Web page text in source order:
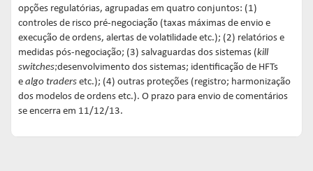
opções regulatórias, agrupadas em quatro conjuntos: (1)
controles de risco pré-negociação (taxas máximas de envio e
execução de ordens, alertas de volatilidade etc.); (2) relatórios e
medidas pós-negociação; (3) salvaguardas dos sistemas (kill
switches;desenvolvimento dos sistemas; identificação de HFTs
e algo traders etc.); (4) outras proteções (registro; harmonização
dos modelos de ordens etc.). O prazo para envio de comentários
se encerra em 11/12/13.